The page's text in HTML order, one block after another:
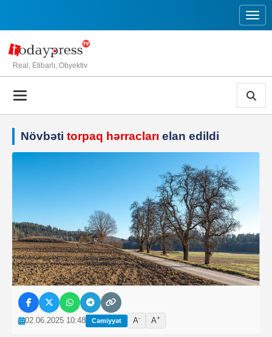
Real, Etibarlı, Obyektiv
Növbəti torpaq hərracları elan edildi
02.06.2025 10:48 Cəmiyyət A- A+